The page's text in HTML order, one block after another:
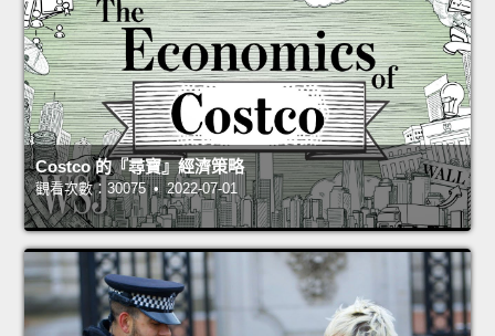
Costco 的『尋寶』經濟策略
觀看次數：30075 • 2022-07-01